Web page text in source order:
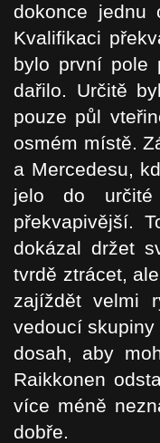
dokonce
Kvalifikaci
bylo první pole
dařilo. Určitě
pouze půl
osmém místě.
a Mercedesu,
jelo do
překvapivější.
dokázal držet
tvrdě ztrácet,
zajíždět velmi
vedoucí
dosah, aby
Raikkonen
více méně
dobře.